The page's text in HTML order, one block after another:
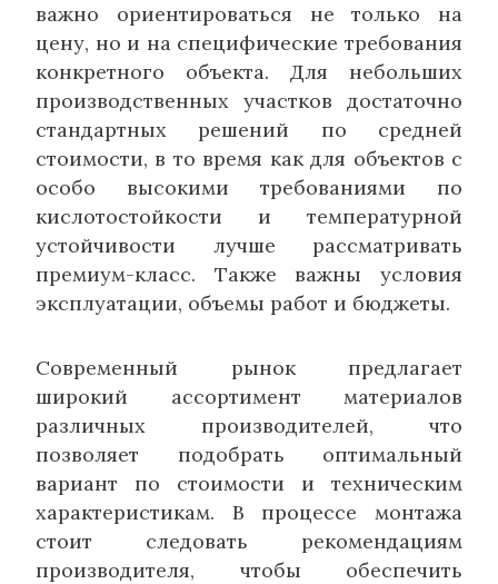
важно ориентироваться не только на
цену, но и на специфические требования
конкретного объекта. Для небольших
производственных участков достаточно
стандартных решений по средней
стоимости, в то время как для объектов с
особо высокими требованиями по
кислотостойкости и температурной
устойчивости лучше рассматривать
премиум-класс. Также важны условия
эксплуатации, объемы работ и бюджеты.
Современный рынок предлагает
широкий ассортимент материалов
различных производителей, что
позволяет подобрать оптимальный
вариант по стоимости и техническим
характеристикам. В процессе монтажа
стоит следовать рекомендациям
производителя, чтобы обеспечить